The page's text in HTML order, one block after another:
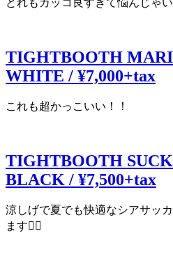
TIGHTBOOTH
WHITE / ¥7,000+tax
これも超かっこいい！！
TIGHTBOOTH
BLACK / ¥7,500+tax
涼しげで夏でも快適なシアサッ
ます🙆‍♀️